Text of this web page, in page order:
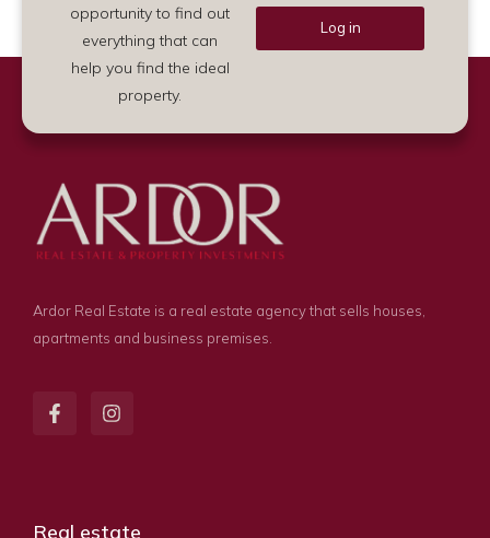
opportunity to find out
everything that can
help you find the ideal
property.
Log in
Ardor Real Estate is a real estate agency that sells houses,
apartments and business premises.
Real estate